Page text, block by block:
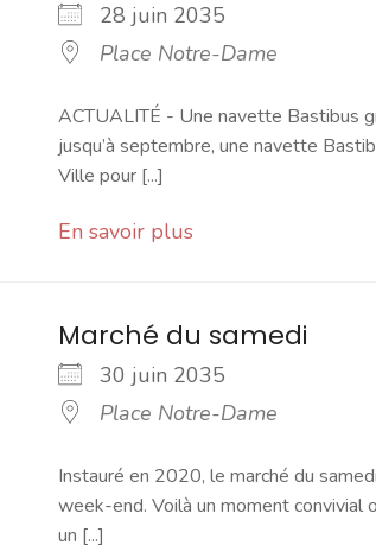
28 juin 2035
Place Notre-Dame
ACTUALITÉ - Une navette Bastibus
jusqu’à septembre, une navette
Ville pour [...]
En savoir plus
Marché du samedi
30 juin 2035
Place Notre-Dame
Instauré en 2020, le marché du
week-end. Voilà un moment convivial
un [...]